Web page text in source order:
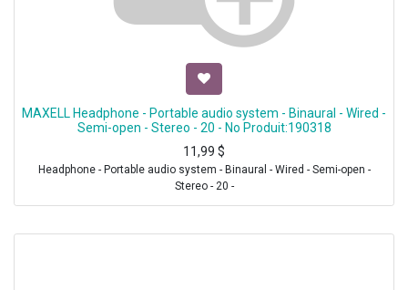
MAXELL Headphone - Portable audio system - Binaural - Wired -
Semi-open - Stereo - 20 - No Produit:190318
11,99 $
Headphone - Portable audio system - Binaural - Wired - Semi-open -
Stereo - 20 -